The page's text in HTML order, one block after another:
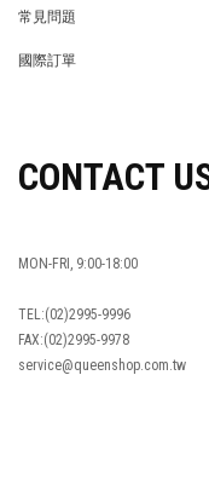
常見問題
國際訂單
CONTACT
MON-FRI, 9:00-18:00
TEL:(02)2995-9996
FAX:(02)2995-9978
service@queenshop.com.tw